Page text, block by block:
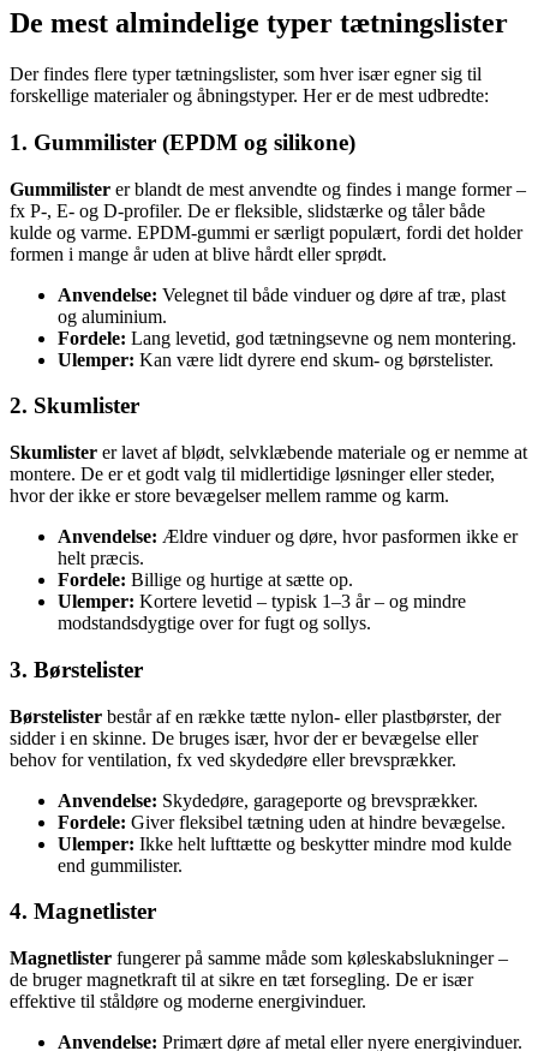
De mest almindelige typer tætningslister
Der findes flere typer tætningslister, som hver især egner sig til
forskellige materialer og åbningstyper. Her er de mest udbredte:
1. Gummilister (EPDM og silikone)
Gummilister er blandt de mest anvendte og findes i mange former –
fx P-, E- og D-profiler. De er fleksible, slidstærke og tåler både
kulde og varme. EPDM-gummi er særligt populært, fordi det holder
formen i mange år uden at blive hårdt eller sprødt.
Anvendelse: Velegnet til både vinduer og døre af træ, plast
og aluminium.
Fordele: Lang levetid, god tætningsevne og nem montering.
Ulemper: Kan være lidt dyrere end skum- og børstelister.
2. Skumlister
Skumlister er lavet af blødt, selvklæbende materiale og er nemme at
montere. De er et godt valg til midlertidige løsninger eller steder,
hvor der ikke er store bevægelser mellem ramme og karm.
Anvendelse: Ældre vinduer og døre, hvor pasformen ikke er
helt præcis.
Fordele: Billige og hurtige at sætte op.
Ulemper: Kortere levetid – typisk 1–3 år – og mindre
modstandsdygtige over for fugt og sollys.
3. Børstelister
Børstelister består af en række tætte nylon- eller plastbørster, der
sidder i en skinne. De bruges især, hvor der er bevægelse eller
behov for ventilation, fx ved skydedøre eller brevsprækker.
Anvendelse: Skydedøre, garageporte og brevsprækker.
Fordele: Giver fleksibel tætning uden at hindre bevægelse.
Ulemper: Ikke helt lufttætte og beskytter mindre mod kulde
end gummilister.
4. Magnetlister
Magnetlister fungerer på samme måde som køleskabslukninger –
de bruger magnetkraft til at sikre en tæt forsegling. De er især
effektive til ståldøre og moderne energivinduer.
Anvendelse: Primært døre af metal eller nyere energivinduer.